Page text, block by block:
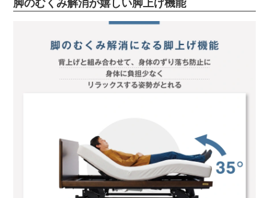
脚のむくみ解消が嬉しい脚上げ機能